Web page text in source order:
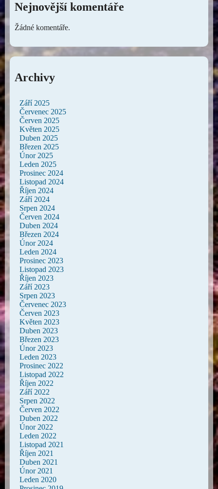
Nejnovější komentáře
Žádné komentáře.
Archivy
Září 2025
Červenec 2025
Červen 2025
Květen 2025
Duben 2025
Březen 2025
Únor 2025
Leden 2025
Prosinec 2024
Listopad 2024
Říjen 2024
Září 2024
Srpen 2024
Červen 2024
Duben 2024
Březen 2024
Únor 2024
Leden 2024
Prosinec 2023
Listopad 2023
Říjen 2023
Září 2023
Srpen 2023
Červenec 2023
Červen 2023
Květen 2023
Duben 2023
Březen 2023
Únor 2023
Leden 2023
Prosinec 2022
Listopad 2022
Říjen 2022
Září 2022
Srpen 2022
Červen 2022
Duben 2022
Únor 2022
Leden 2022
Listopad 2021
Říjen 2021
Duben 2021
Únor 2021
Leden 2020